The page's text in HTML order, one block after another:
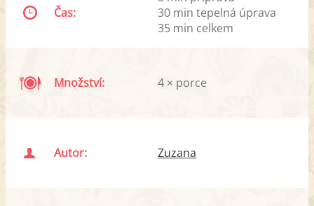
Čas:
30 min tepelná úprava
35 min celkem
Množství: 4 × porce
Autor: Zuzana